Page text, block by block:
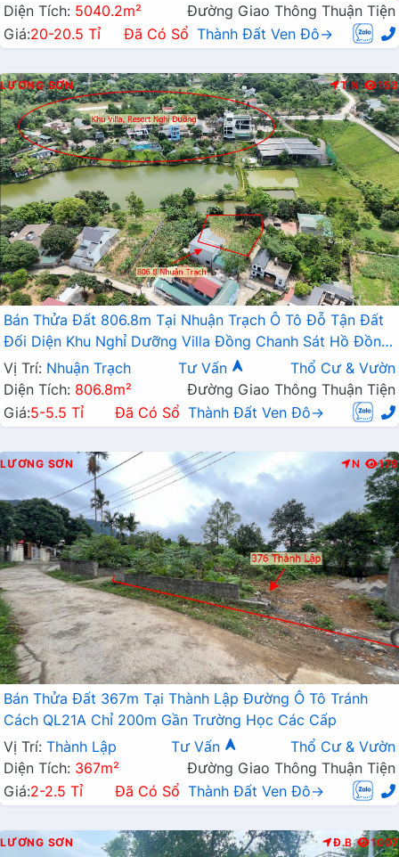
Diện Tích: 5040.2m²
Đường Giao Thông Thuận Tiện
Giá:20-20.5 Tỉ Đã Có Sổ Thành Đất Ven Đô→
LƯƠNG SƠN T.N 153
Bán Thửa Đất 806.8m Tại Nhuận Trạch Ô Tô Đỗ Tận Đất
Đối Diện Khu Nghỉ Dưỡng Villa Đồng Chanh Sát Hồ Đồng
Chanh
Vị Trí: Nhuận Trạch Tư Vấn
Thổ Cư & Vườn
Diện Tích: 806.8m²
Đường Giao Thông Thuận Tiện
Giá:5-5.5 Tỉ Đã Có Sổ Thành Đất Ven Đô→
LƯƠNG SƠN N 179
Bán Thửa Đất 367m Tại Thành Lập Đường Ô Tô Tránh
Cách QL21A Chỉ 200m Gần Trường Học Các Cấp
Vị Trí: Thành Lập Tư Vấn
Thổ Cư & Vườn
Diện Tích: 367m²
Đường Giao Thông Thuận Tiện
Giá:2-2.5 Tỉ Đã Có Sổ Thành Đất Ven Đô→
LƯƠNG SƠN Đ.B 1007